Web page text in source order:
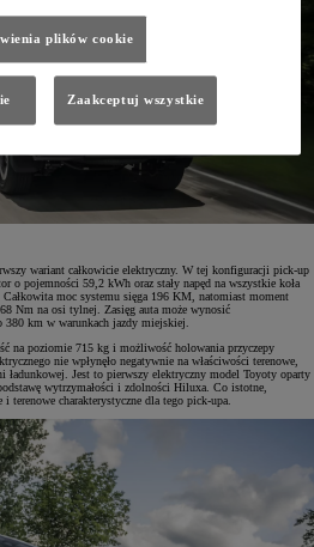
wariant całkowicie elektryczny. W tej konfiguracji pick-up
o pojemności 59,2 kWh oraz stały napęd na wszystkie koła
moc systemu sięga 196 KM, natomiast moment
Nm na osi tylnej. Zasięg auta może wynosić
km w warunkach jazdy miejskiej.
na poziomie 715 kg i możliwość holowania przyczepy
nie wpłynęło negatywnie na właściwości terenowe,
ładunkowej. Jest to pierwszy elektryczny model Toyoty oparty
wytrzymałości i zdolności Hiluxa. Co istotne,
terenowe charakterystyczne dla tego pick-upa.
plików cookie
Zaakceptuj wszystkie